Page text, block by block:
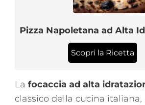
Pizza Napoletana ad Alta
Scopri la Ricetta
La focaccia ad alta
classico della cucina italiana,